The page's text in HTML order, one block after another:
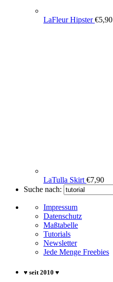
LaFleur Hipster €5,90
LaTulla Skirt €7,90
Suche nach:
Impressum
Datenschutz
Maßtabelle
Tutorials
Newsletter
Jede Menge Freebies
♥ seit 2010 ♥